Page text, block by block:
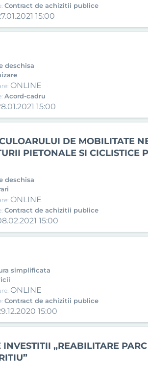
Contract de achizitii publice
15:00
deschisa
ONLINE
Acord-cadru
15:00
DE MOBILITATE
PIETONALE SI CICLISTICE
deschisa
ONLINE
Contract de achizitii publice
15:00
simplificata
ONLINE
Contract de achizitii publice
15:00
„REABILITARE